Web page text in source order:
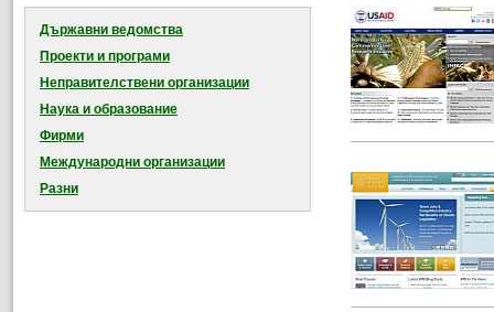
Държавни ведомства
Проекти и програми
Неправителствени организации
Наука и образование
Фирми
Международни организации
Разни